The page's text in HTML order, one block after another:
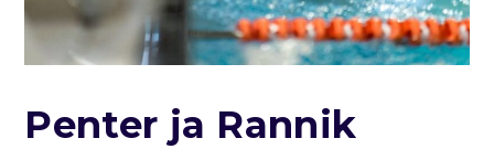
Penter ja Rannik